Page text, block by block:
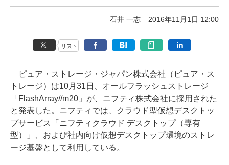
石井 一志 2016年11月1日 12:00
リスト
ピュア・ストレージ・ジャパン株式会社（ピュア・ス
トレージ）は10月31日、オールフラッシュストレージ
「FlashArray//m20」が、ニフティ株式会社に採用された
と発表した。ニフティでは、クラウド型仮想デスクトッ
プサービス「ニフティクラウド デスクトップ（専有
型）」、および社内向け仮想デスクトップ環境のストレ
ージ基盤として利用している。